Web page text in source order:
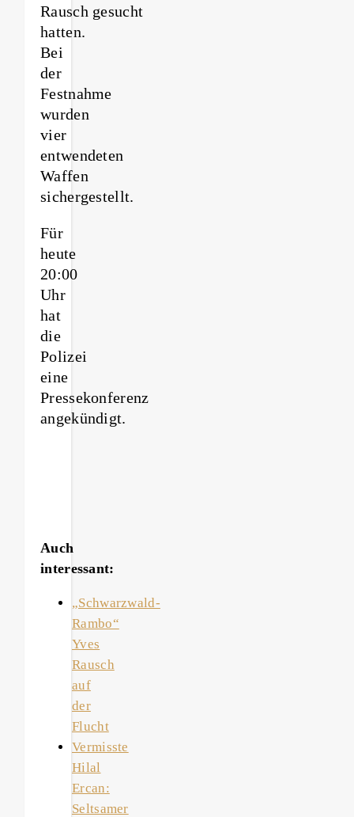
Rausch gesucht
hatten.
Bei
der
Festnahme
wurden
vier
entwendeten
Waffen
sichergestellt.
Für
heute
20:00
Uhr
hat
die
Polizei
eine
Pressekonferenz
angekündigt.
Auch
interessant:
„Schwarzwald-
Rambo“
Yves
Rausch
auf
der
Flucht
Vermisste
Hilal
Ercan:
Seltsamer